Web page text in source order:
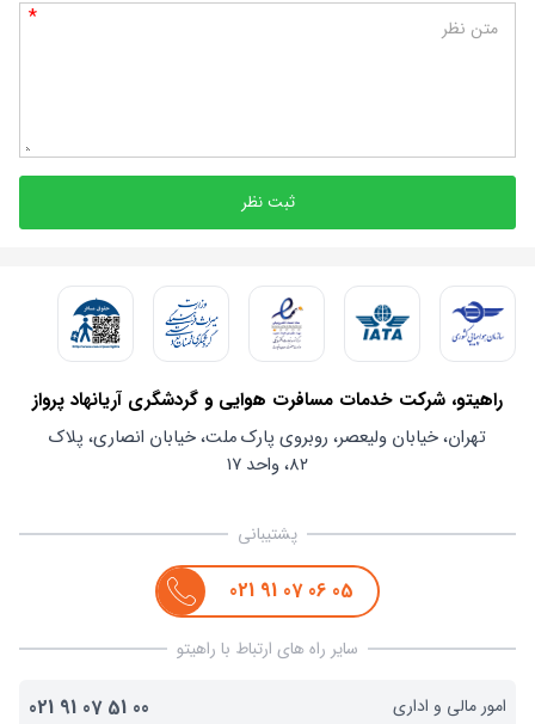
متن نظر *
ثبت نظر
راهیتو، شرکت خدمات مسافرت هوایی و گردشگری آریانهاد پرواز
تهران، خیابان ولیعصر، روبروی پارک ملت، خیابان انصاری، پلاک
۸۲، واحد ۱۷
پشتیبانی
021 91 07 06 05
سایر راه های ارتباط با راهیتو
امور مالی و اداری 021 91 07 51 00